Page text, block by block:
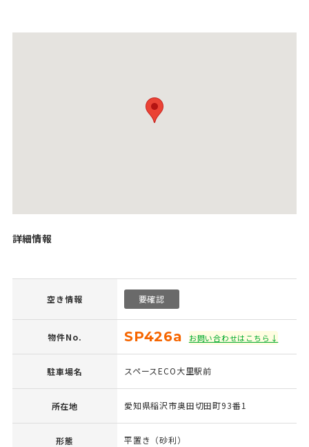
詳細情報
空き情報 要確認
物件No. SP426a お問い合わせはこちら↓
駐車場名 スペースECO大里駅前
所在地 愛知県稲沢市奥田切田町93番1
形態 平置き（砂利）